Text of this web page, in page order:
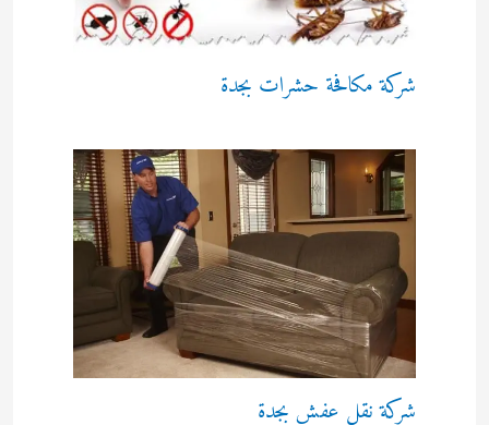
شركة مكافحة حشرات بجدة
شركة نقل عفش بجدة